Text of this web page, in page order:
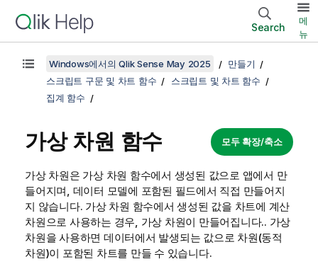
Search
메
뉴
Windows에서의 Qlik Sense May 2025
만들기
스크립트 구문 및 차트 함수
스크립트 및 차트 함수
집계 함수
모두 확장/축소
가상 차원 함수
가상 차원은 가상 차원 함수에서 생성된 값으로 앱에서 만
들어지며, 데이터 모델에 포함된 필드에서 직접 만들어지
지 않습니다. 가상 차원 함수에서 생성된 값을 차트에 계산
차원으로 사용하는 경우, 가상 차원이 만들어집니다.. 가상
차원을 사용하면 데이터에서 발생되는 값으로 차원(동적
차원)이 포함된 차트를 만들 수 있습니다.